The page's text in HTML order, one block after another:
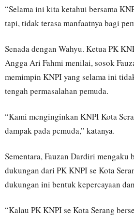
“Selama ini kita ketahui bersama
tapi, tidak terasa manfaatnya bagi
Senada dengan Wahyu. Ketua PK
Angga Ari Fahmi menilai, sosok
memimpin KNPI yang selama ini
tengah permasalahan pemuda.
“Kami menginginkan KNPI Kota
dampak pada pemuda,” katanya.
Sementara, Fauzan Dardiri mengaku
dukungan dari PK KNPI se Kota
dukungan ini bentuk kepercayaan
“Kalau PK KNPI se Kota Serang